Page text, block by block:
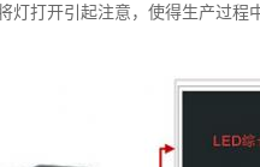
打开引起注意，使得生产过